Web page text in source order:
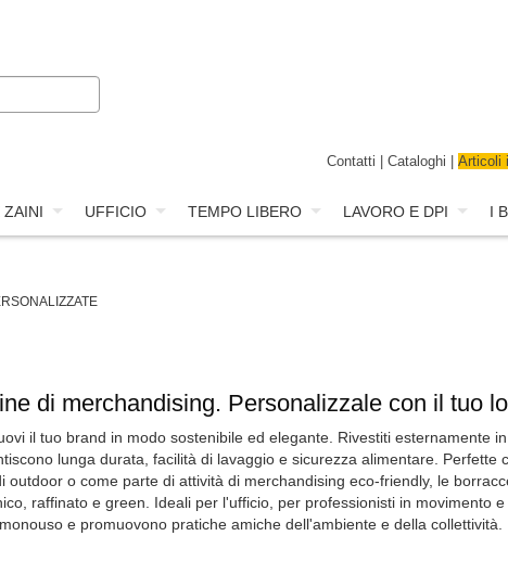
Contatti Cataloghi Articoli
ZAINI UFFICIO TEMPO LIBERO LAVORO E DPI I
di merchandising. Personalizzale con il tuo
il tuo brand in modo sostenibile ed elegante. Rivestiti esternamente in
lunga durata, facilità di lavaggio e sicurezza alimentare. Perfette
o come parte di attività di merchandising eco-friendly, le
raffinato e green. Ideali per l'ufficio, per professionisti in movimento
e promuovono pratiche amiche dell'ambiente e della collettività.